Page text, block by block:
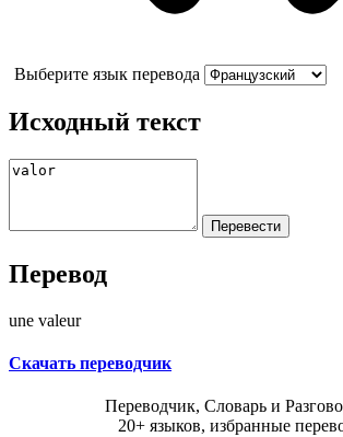
Выберите язык перевода
Исходный текст
Перевод
une valeur
Скачать переводчик
Переводчик, Словарь и
20+ языков, избранные